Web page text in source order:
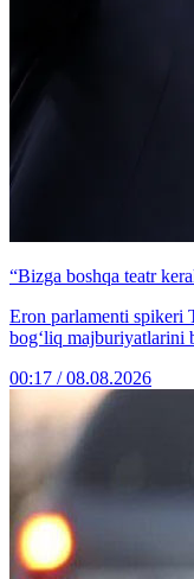
“Bizga boshqa teatr
Eron parlamenti spikeri
bog‘liq majburiyatlarini
00:17 / 08.08.2026